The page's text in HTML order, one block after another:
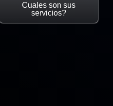
Cuales son sus
servicios?